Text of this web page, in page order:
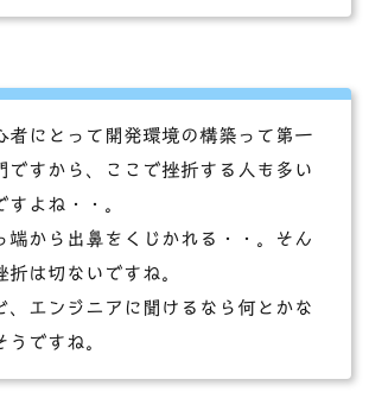
者にとって開発環境の構築って第一
ですから、ここで挫折する人も多い
すよね・・。
端から出鼻をくじかれる・・。そん
折は切ないですね。
、エンジニアに聞けるなら何とかな
うですね。